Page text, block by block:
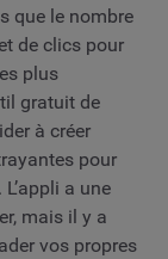
que le nombre
de clics pour
plus
gratuit de
à créer
pour
a une
mais il y a
vos propres